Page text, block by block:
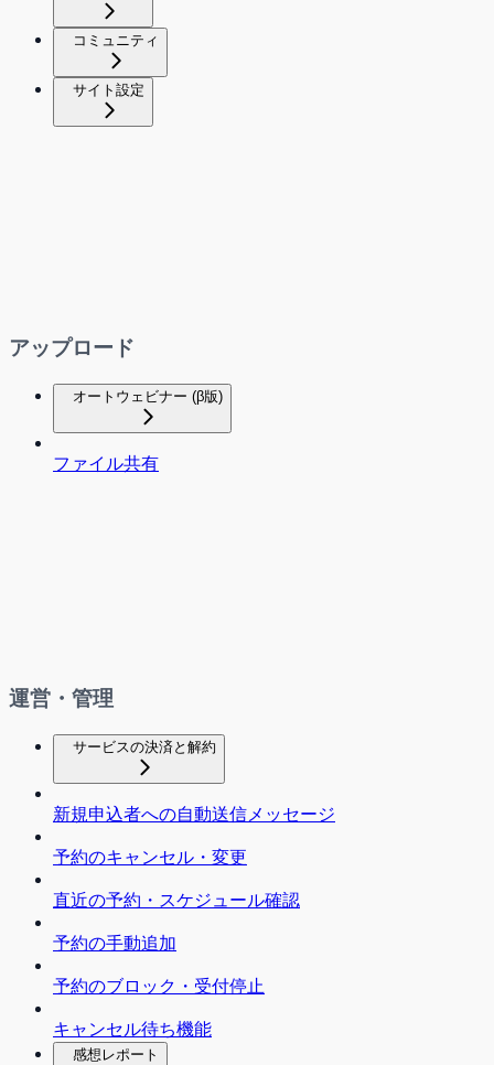
コミュニティ
サイト設定
アップロード
オートウェビナー (β版)
ファイル共有
運営・管理
サービスの決済と解約
新規申込者への自動送信メッセージ
予約のキャンセル・変更
直近の予約・スケジュール確認
予約の手動追加
予約のブロック・受付停止
キャンセル待ち機能
感想レポート